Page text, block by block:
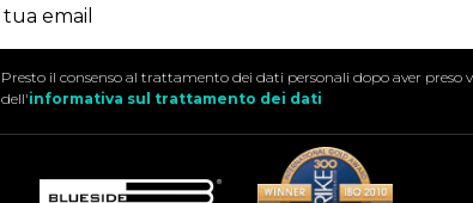
Presto il consenso al trattamento dei dati personali dopo aver preso
dell'informativa sul trattamento dei dati